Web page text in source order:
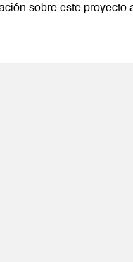
sobre este proyecto